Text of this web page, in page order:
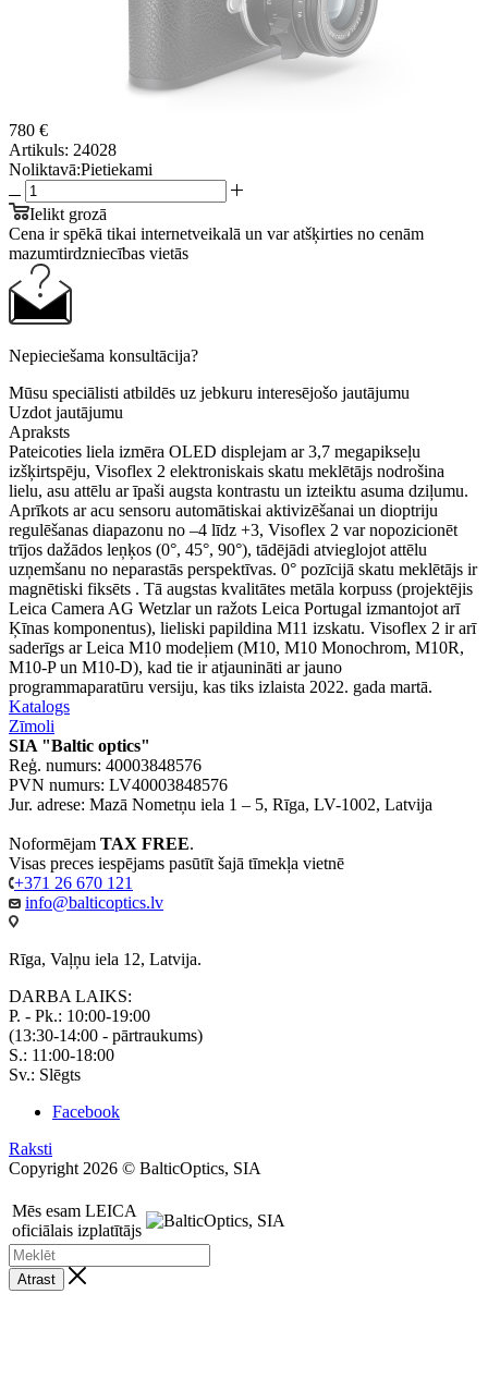
780 €
Artikuls: 24028
Noliktavā:Pietiekami
Ielikt grozā
Cena ir spēkā tikai internetveikalā un var atšķirties no cenām
mazumtirdzniecības vietās
Nepieciešama konsultācija?
Mūsu speciālisti atbildēs uz jebkuru interesējošo jautājumu
Uzdot jautājumu
Apraksts
Pateicoties liela izmēra OLED displejam ar 3,7 megapikseļu
izšķirtspēju, Visoflex 2 elektroniskais skatu meklētājs nodrošina
lielu, asu attēlu ar īpaši augsta kontrastu un izteiktu asuma dziļumu.
Aprīkots ar acu sensoru automātiskai aktivizēšanai un dioptriju
regulēšanas diapazonu no –4 līdz +3, Visoflex 2 var nopozicionēt
trījos dažādos leņķos (0°, 45°, 90°), tādējādi atvieglojot attēlu
uzņemšanu no neparastās perspektīvas. 0° pozīcijā skatu meklētājs ir
magnētiski fiksēts . Tā augstas kvalitātes metāla korpuss (projektējis
Leica Camera AG Wetzlar un ražots Leica Portugal izmantojot arī
Ķīnas komponentus), lieliski papildina M11 izskatu. Visoflex 2 ir arī
saderīgs ar Leica M10 modeļiem (M10, M10 Monochrom, M10R,
M10-P un M10-D), kad tie ir atjaunināti ar jauno
programmaparatūru versiju, kas tiks izlaista 2022. gada martā.
Katalogs
Zīmoli
SIA "Baltic optics"
Reģ. numurs: 40003848576
PVN numurs: LV40003848576
Jur. adrese: Mazā Nometņu iela 1 – 5, Rīga, LV-1002, Latvija
Noformējam TAX FREE.
Visas preces iespējams pasūtīt šajā tīmekļa vietnē
+371 26 670 121
info@balticoptics.lv
Rīga, Vaļņu iela 12, Latvija.
DARBA LAIKS:
P. - Pk.: 10:00-19:00
(13:30-14:00 - pārtraukums)
S.: 11:00-18:00
Sv.: Slēgts
Facebook
Raksti
Copyright 2026 © BalticOptics, SIA
Mēs esam LEICA
oficiālais izplatītājs
Atrast